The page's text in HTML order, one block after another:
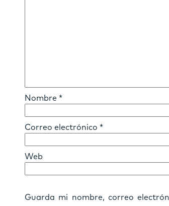
Nombre *
Correo electrónico *
Web
Guarda mi nombre, correo